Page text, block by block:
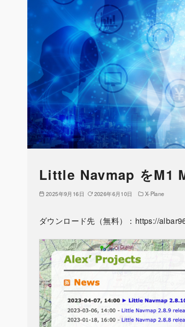
Little Navmap をM1
2025年9月16日 2026年6月10日 X-Plane
ダウンロード先（無料）：https://